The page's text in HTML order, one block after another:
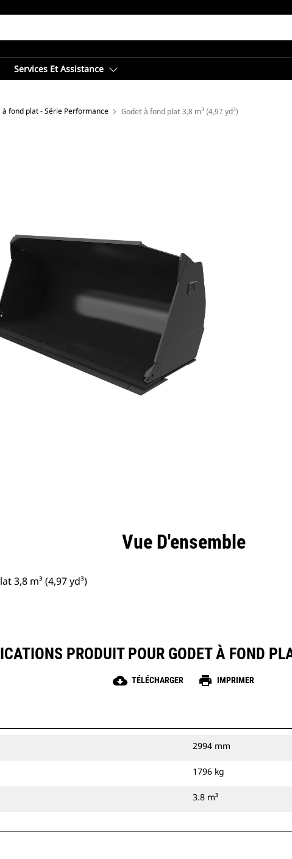
Services Et Assistance
à fond plat - Série Performance Godet à fond plat 3,8 m³ (4,97 yd³)
Vue D'ensemble
3,8 m³ (4,97 yd³)
PRODUIT POUR GODET À FOND
cloud_download TÉLÉCHARGER print IMPRIMER
2994 mm
1796 kg
3.8 m³